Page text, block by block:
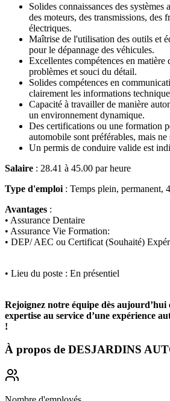
Solides connaissances des
des moteurs, des transmissions, des
électriques.
Maîtrise de l'utilisation des outils et
pour le dépannage des véhicules.
Excellentes compétences en matière
problèmes et souci du détail.
Solides compétences en
clairement les informations
Capacité à travailler de manière
un environnement dynamique.
Des certifications ou une formation
automobile sont préférables, mais
Un permis de conduire valide est
Salaire : 28.41 à 45.00 par heure
Type d'emploi : Temps plein, permanent,
Avantages :
• Assurance Dentaire
• Assurance Vie Formation:
• DEP/ AEC ou Certificat (Souhaité)
• Lieu du poste : En présentiel
Rejoignez notre équipe dès aujourd’hui
expertise au service d’une expérience
!
À propos de DESJARDINS